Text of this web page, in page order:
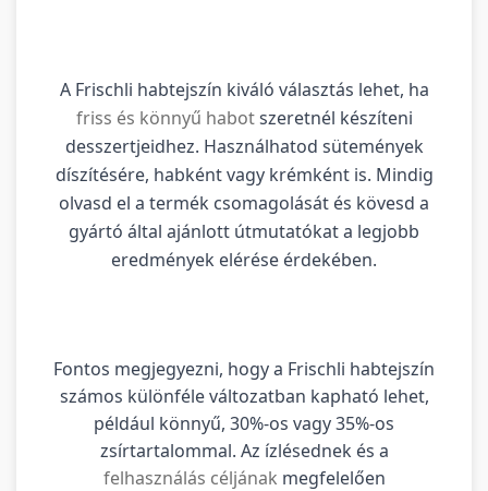
A Frischli habtejszín kiváló választás lehet, ha
friss és könnyű habotszeretnél készíteni
desszertjeidhez. Használhatod sütemények
díszítésére, habként vagy krémként is. Mindig
olvasd el a termék csomagolását és kövesd a
gyártó által ajánlott útmutatókat a legjobb
eredmények elérése érdekében.
Fontos megjegyezni, hogy a Frischli habtejszín
számos különféle változatban kapható lehet,
például könnyű, 30%-os vagy 35%-os
zsírtartalommal. Az ízlésednek és a
felhasználás céljának megfelelően